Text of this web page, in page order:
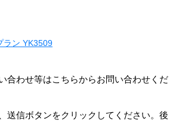
ラン YK3509
合わせ等はこちらからお問い合わせくだ
送信ボタンをクリックしてください。後